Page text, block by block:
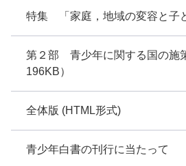
特集 「家庭，地域の変容と子
第２部 青少年に関する国の施
196KB）
全体版 (HTML形式)
青少年白書の刊行に当たって